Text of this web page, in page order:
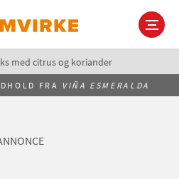
med citrus og koriander
FRA VIÑA ESMERALDA